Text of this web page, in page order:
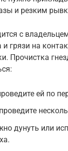
и резким
с
грязи на
Прочистка
ей по
дунуть или